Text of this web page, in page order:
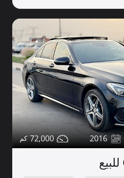
2016
72,000